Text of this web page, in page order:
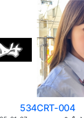
534CRT-004